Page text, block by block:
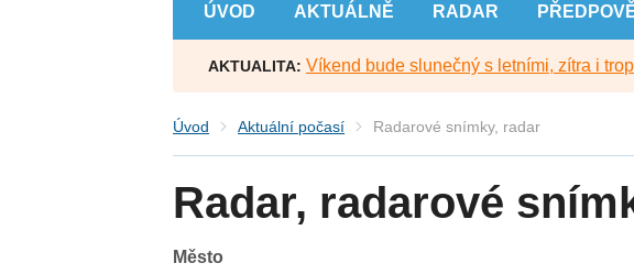
ÚVOD AKTUÁLNĚ RADAR
AKTUALITA: Víkend bude slunečný s letními, zítra i
Úvod Aktuální počasí Radarové snímky, radar
Radar, radarové
Město